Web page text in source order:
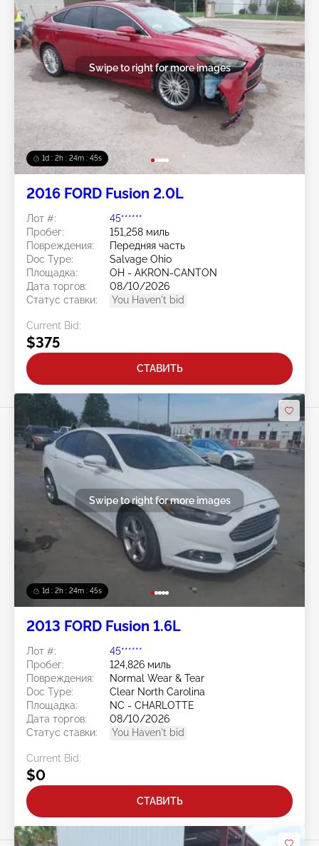
1d : 2h : 24m : 42s
Swipe to right for more images
2016 FORD Fusion 2.0L
Лот #:
45******
Пробег:
151,258 миль
Повреждения:
Передняя часть
Doc Type:
Salvage Ohio
Площадка:
OH - AKRON-CANTON
Дата торгов:
08/10/2026
Статус ставки:
You Haven't bid
Current Bid:
$375
СТАВИТЬ
1d : 2h : 24m : 42s
Swipe to right for more images
2013 FORD Fusion 1.6L
Лот #:
45******
Пробег:
124,826 миль
Повреждения:
Normal Wear & Tear
Doc Type:
Clear North Carolina
Площадка:
NC - CHARLOTTE
Дата торгов:
08/10/2026
Статус ставки:
You Haven't bid
Current Bid:
$0
СТАВИТЬ